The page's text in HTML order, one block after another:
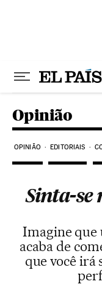
Opinião
OPINIÃO EDITORIAIS
Sinta-se
Imagine que
acaba de
que você irá